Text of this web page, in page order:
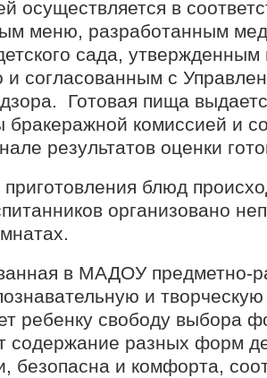
осуществляется в
меню, разработанным
сада, утвержденным
и согласованным с
Готовая пища
бракеражной комиссией и
результатов оценки
блюд
организовано
в МАДОУ предметно-
и
ребенку свободу выбора
содержание разных форм
безопасна и комфорта,